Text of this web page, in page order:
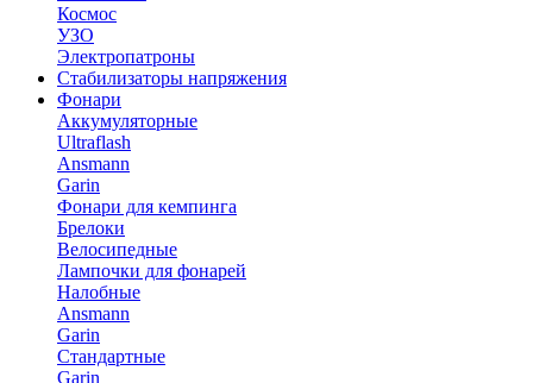
Космос
УЗО
Электропатроны
Стабилизаторы напряжения
Фонари
Аккумуляторные
Ultraflash
Ansmann
Garin
Фонари для кемпинга
Брелоки
Велосипедные
Лампочки для фонарей
Налобные
Ansmann
Garin
Стандартные
Garin